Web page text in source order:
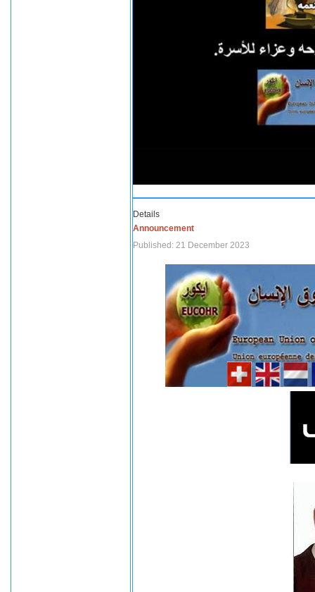
Details
Announcement
Published: 21 December 2023